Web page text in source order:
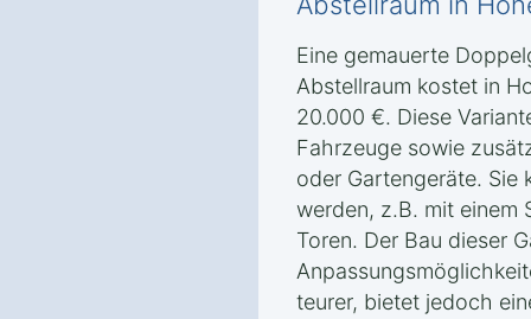
Eine gemauerte
Abstellraum kostet in
20.000 €. Diese
Fahrzeuge sowie
oder Gartengeräte. Sie
werden, z.B. mit einem
Toren. Der Bau dieser
teurer, bietet jedoch